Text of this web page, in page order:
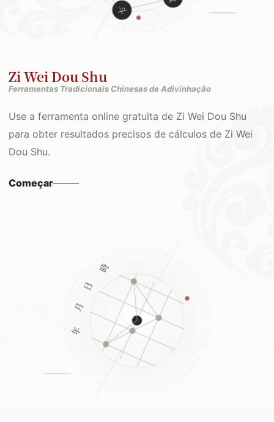
Zi Wei Dou Shu
Ferramentas Tradicionais Chinesas de Adivinhação
Use a ferramenta online gratuita de Zi Wei Dou Shu
para obter resultados precisos de cálculos de Zi Wei
Dou Shu.
Começar